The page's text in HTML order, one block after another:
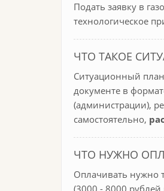
Подать заявку в
технологическое
ЧТО ТАКОЕ
Ситуационный план
документе в
(администрации),
самостоятельно,
ЧТО НУЖНО
Оплачивать нужно